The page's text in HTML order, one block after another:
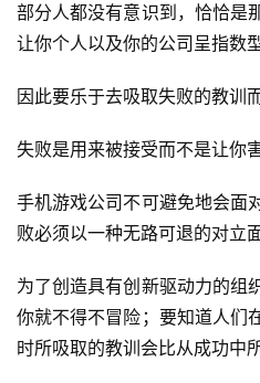
部分人都没有意识到，恰恰是
让你个人以及你的公司呈指数
因此要乐于去吸取失败的教训
失败是用来被接受而不是让你害
手机游戏公司不可避免地会面
败必须以一种无路可退的对立
为了创造具有创新驱动力的组
你就不得不冒险；要知道人们
时所吸取的教训会比从成功中